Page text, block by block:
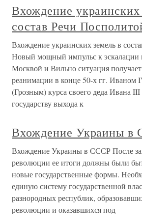
Вхождение украинских
состав Речи
Вхождение украинских земель в
Новый мощный импульс к эскалации
Москвой и Вильно ситуация
реанимации в конце 50-х гг. Иваном
(Грозным) курса своего деда Ивана III
государству выхода к
Вхождение Украины в
Вхождение Украины в СССР После
революции ее итоги должны были
новые государственные формы.
единую систему государственной
разнородных республик,
революции и оказавшихся под